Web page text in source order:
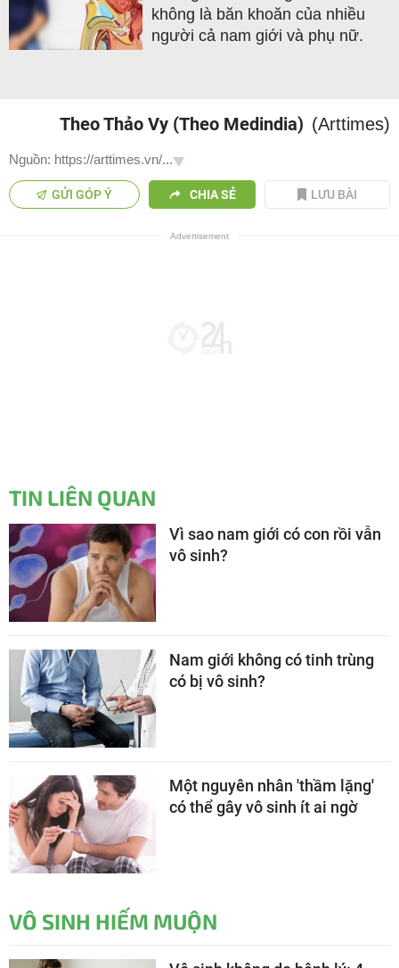
không là băn khoăn của nhiều
người cả nam giới và phụ nữ.
Theo Thảo Vy (Theo Medindia) (Arttimes)
Nguồn: https://arttimes.vn/...
GỬI GÓP Ý CHIA SẺ LƯU BÀI
TIN LIÊN QUAN
Vì sao nam giới có con rồi vẫn
vô sinh?
Nam giới không có tinh trùng
có bị vô sinh?
Một nguyên nhân 'thầm lặng'
có thể gây vô sinh ít ai ngờ
VÔ SINH HIẾM MUỘN